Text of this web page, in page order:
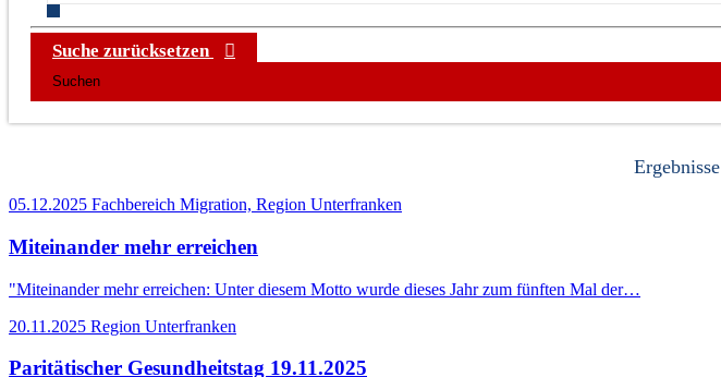
Suche zurücksetzen
Ergebnisse
05.12.2025 Fachbereich Migration, Region Unterfranken
Miteinander mehr erreichen
"Miteinander mehr erreichen: Unter diesem Motto wurde dieses Jahr zum fünften Mal der…
20.11.2025 Region Unterfranken
Paritätischer Gesundheitstag 19.11.2025